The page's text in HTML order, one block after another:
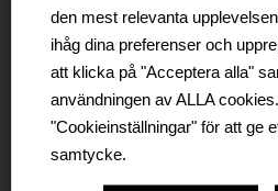
omfattar affärsområdena Be-
Be-Ge Component Division
Division.
den mest relevanta
ihåg dina preferenser och
att klicka på "Acceptera alla"
användningen av ALLA
"Cookieinställningar" för att ge
samtycke.